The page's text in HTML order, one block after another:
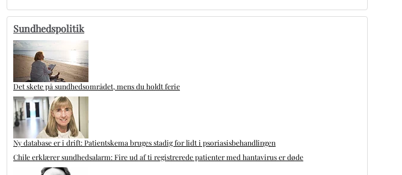
Sundhedspolitik
Det skete på sundhedsområdet, mens du holdt ferie
Ny database er i drift: Patientskema bruges stadig for lidt i psoriasisbehandlingen
Chile erklærer sundhedsalarm: Fire ud af ti registrerede patienter med hantavirus er døde